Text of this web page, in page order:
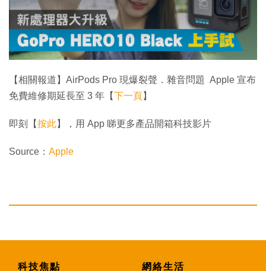
d
.
【相關報道】AirPods Pro 現爆裂聲．雜音問題 Apple 宣布
免費維修期延長至 3 年【下一頁】
即刻【按此】，用 App 睇更多產品開箱科技影片
Source： Apple
科技焦點 網絡生活